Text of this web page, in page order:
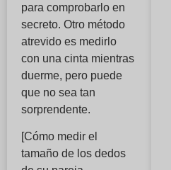
para comprobarlo en
secreto. Otro método
atrevido es medirlo
con una cinta mientras
duerme, pero puede
que no sea tan
sorprendente.
[Cómo medir el
tamaño de los dedos